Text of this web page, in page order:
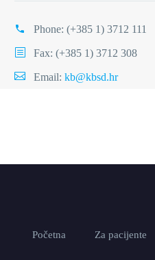
Phone: (+385 1) 3712 111
Fax: (+385 1) 3712 308
Email: kb@kbsd.hr
Početna Za pacijente